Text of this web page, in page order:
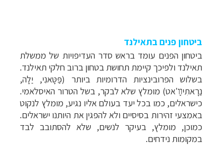
ביטחון פנים בתאילנד
ביטחון הפנים עומד בראש סדר העדיפויות של ממשלת
תאילנד ולפיכך קיימת תחושת בטחון ברוב חלקי תאילנד.
בשלוש הפרובינציות הדרומיות ביותר (פַּטָּאנִי, יַלָה,
נַרָאתִיװָ'אט) מומלץ שלא לבקר, בשל הטרור האיסלאמי.
כישראלים, כמו בכל יעד בעולם אליו נגיע, מומלץ לנקוט
באמצעי זהירות בסיסיים ולא להפגין את היותנו ישראלים.
כמוכן, מומלץ, בעיקר לנשים, שלא להסתובב לבד
במקומות נידחים.